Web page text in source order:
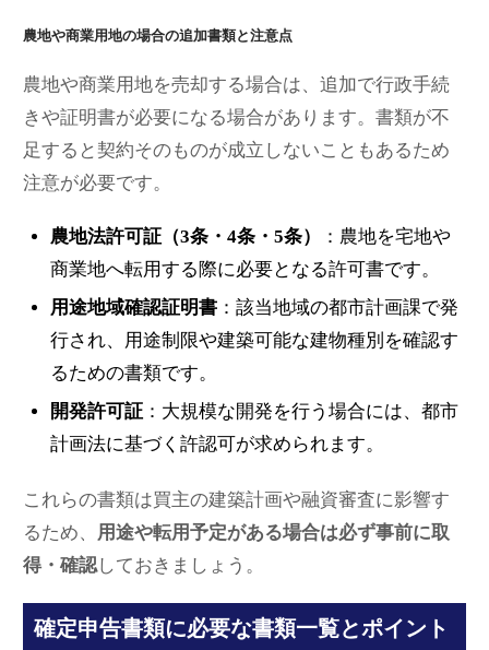
農地や商業用地の場合の追加書類と注意点
農地や商業用地を売却する場合は、追加で行政手続
きや証明書が必要になる場合があります。書類が不
足すると契約そのものが成立しないこともあるため
注意が必要です。
農地法許可証（3条・4条・5条）
：農地を宅地や
商業地へ転用する際に必要となる許可書です。
用途地域確認証明書 ：該当地域の都市計画課で発
行され、用途制限や建築可能な建物種別を確認す
るための書類です。
開発許可証 ：大規模な開発を行う場合には、都市
計画法に基づく許認可が求められます。
これらの書類は買主の建築計画や融資審査に影響す
るため、 用途や転用予定がある場合は必ず事前に取
得・確認しておきましょう。
確定申告書類に必要な書類一覧とポイント